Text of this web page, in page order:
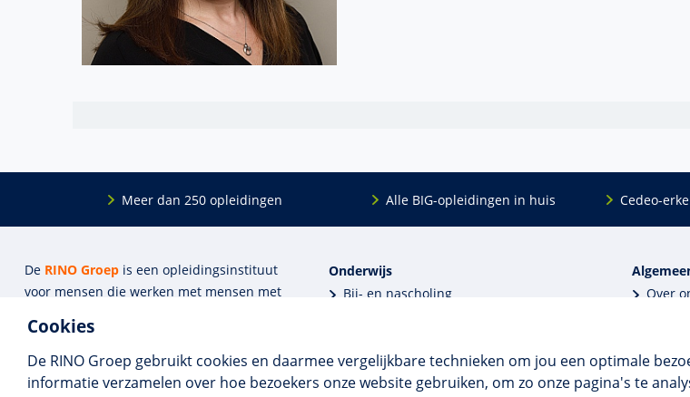
Cookies
De RINO Groep gebruikt cookies en daarmee vergelijkbare technieken om jou een optimale
informatie verzamelen over hoe bezoekers onze website gebruiken, om zo onze pagina's te
Meer dan 250 opleidingen Alle BIG-opleidingen in huis Cedeo-
De RINO Groepis een opleidings­insti­tuut
voor mensen die werken met mensen met
onze top­docenten bieden we innova­tieve
opleidingen, cursussen en congres­sen op
maat.
Onderwijs
Bij- en nascholing
Praktijkinstellingen
Erkenning aanvragen
Over